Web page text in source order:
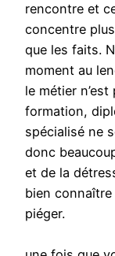
rencontre et
concentre
que les faits.
moment au
le métier
formation,
spécialisé ne
donc
et de la
bien
piéger.